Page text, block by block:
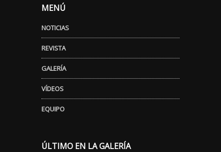
MENÚ
NOTICIAS
REVISTA
GALERÍA
VÍDEOS
EQUIPO
ÚLTIMO EN LA GALERÍA